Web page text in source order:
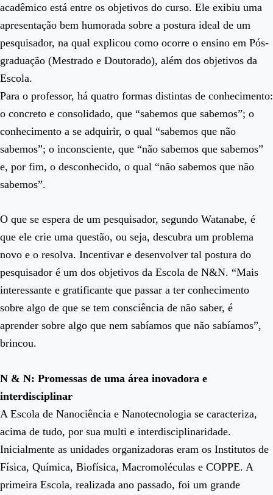
acadêmico está entre os objetivos do curso. Ele exibiu uma
apresentação bem humorada sobre a postura ideal de um
pesquisador, na qual explicou como ocorre o ensino em Pós-
graduação (Mestrado e Doutorado), além dos objetivos da
Escola.
Para o professor, há quatro formas distintas de conhecimento:
o concreto e consolidado, que “sabemos que sabemos”; o
conhecimento a se adquirir, o qual “sabemos que não
sabemos”; o inconsciente, que “não sabemos que sabemos”
e, por fim, o desconhecido, o qual “não sabemos que não
sabemos”.
O que se espera de um pesquisador, segundo Watanabe, é
que ele crie uma questão, ou seja, descubra um problema
novo e o resolva. Incentivar e desenvolver tal postura do
pesquisador é um dos objetivos da Escola de N&N. “Mais
interessante e gratificante que passar a ter conhecimento
sobre algo de que se tem consciência de não saber, é
aprender sobre algo que nem sabíamos que não sabíamos”,
brincou.
N & N: Promessas de uma área inovadora e
interdisciplinar
A Escola de Nanociência e Nanotecnologia se caracteriza,
acima de tudo, por sua multi e interdisciplinaridade.
Inicialmente as unidades organizadoras eram os Institutos de
Física, Química, Biofísica, Macromoléculas e COPPE. A
primeira Escola, realizada ano passado, foi um grande